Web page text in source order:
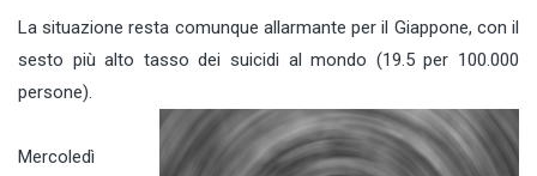
La situazione resta comunque allarmante per il Giappone, con il
sesto più alto tasso dei suicidi al mondo (19.5 per 100.000
persone).
Mercoledì